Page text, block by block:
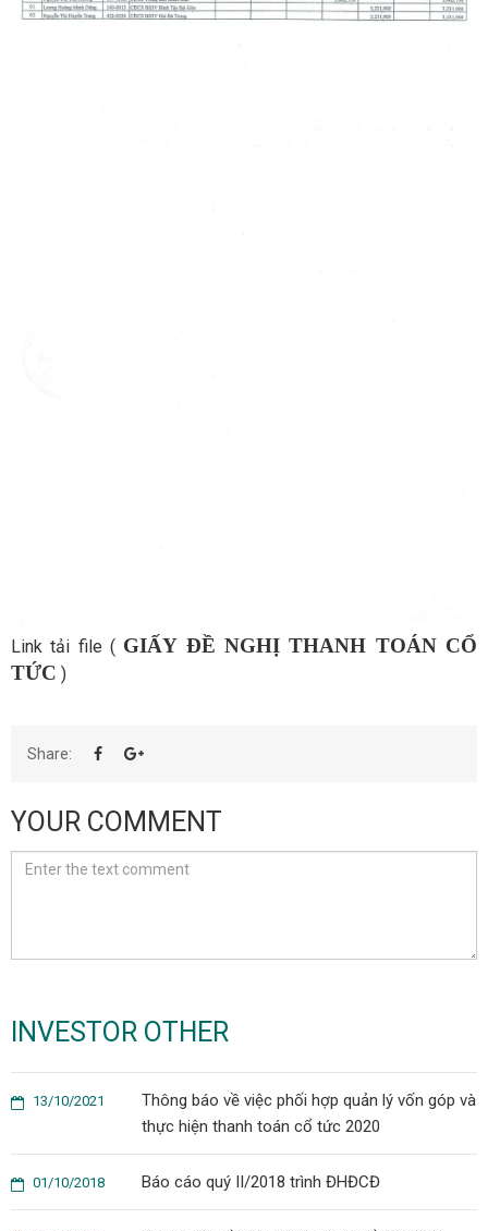
Link tải file ( GIẤY ĐỀ NGHỊ THANH TOÁN CỔ
TỨC )
Share:
YOUR COMMENT
INVESTOR OTHER
Thông báo về việc phối hợp quản lý vốn góp và
thực hiện thanh toán cổ tức 2020
13/10/2021
Báo cáo quý II/2018 trình ĐHĐCĐ
01/10/2018